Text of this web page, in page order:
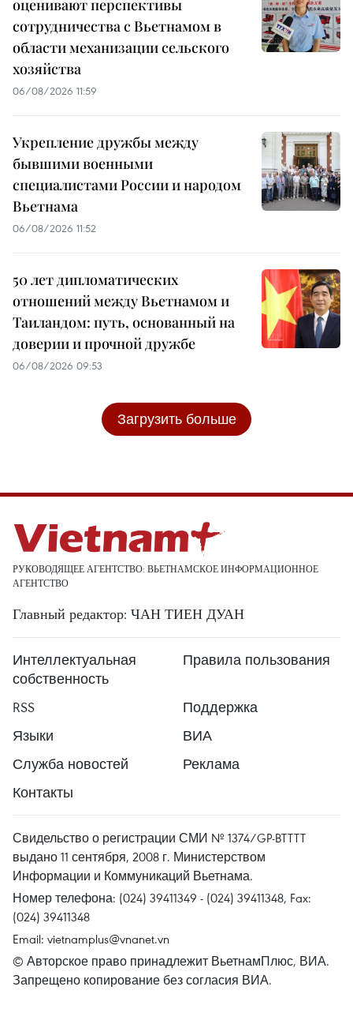
оценивают перспективы
сотрудничества с Вьетнамом в
области механизации сельского
хозяйства
06/08/2026 11:59
Укрепление дружбы между
бывшими военными
специалистами России и народом
Вьетнама
06/08/2026 11:52
50 лет дипломатических
отношений между Вьетнамом и
Таиландом: путь, основанный на
доверии и прочной дружбе
06/08/2026 09:53
Загрузить больше
РУКОВОДЯЩЕЕ АГЕНТСТВО: ВЬЕТНАМСКОЕ ИНФОРМАЦИОННОЕ
АГЕНТСТВО
Главный редактор: ЧАН ТИЕН ДУАН
Интеллектуальная
собственность
Правила пользования
RSS
Поддержка
Языки
ВИА
Служба новостей
Реклама
Контакты
Свидельство о регистрации СМИ № 1374/GP-BTTTT
выдано 11 сентября, 2008 г. Министерством
Информации и Коммуникаций Вьетнама.
Номер телефона: (024) 39411349 - (024) 39411348, Fax:
(024) 39411348
Email: vietnamplus@vnanet.vn
© Авторское право принадлежит ВьетнамПлюс, ВИА.
Запрещено копирование без согласия ВИА.